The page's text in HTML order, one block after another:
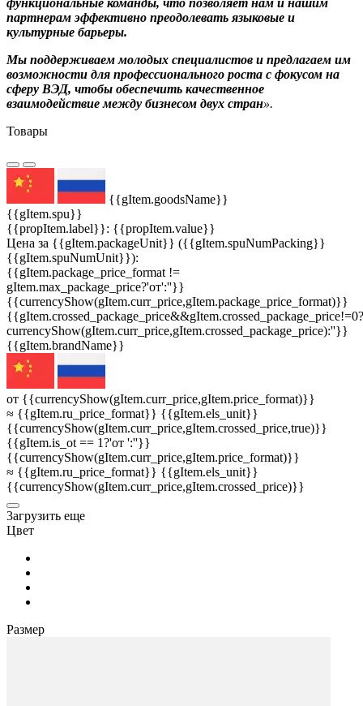
функциональные команды, что позволяет нам и нашим
партнерам эффективно преодолевать языковые и
культурные барьеры.
Мы поддерживаем молодых специалистов и предлагаем им
возможности для профессионального роста с фокусом на
сферу ВЭД, чтобы обеспечить качественное
взаимодействие между бизнесом двух стран».
Товары
{{gItem.goodsName}}
{{gItem.spu}}
{{propItem.label}}: {{propItem.value}}
Цена за {{gItem.packageUnit}} ({{gItem.spuNumPacking}}
{{gItem.spuNumUnit}}):
{{gItem.package_price_format !=
gItem.max_package_price?'от':''}}
{{currencyShow(gItem.curr_price,gItem.package_price_format)}}
{{gItem.crossed_package_price&&gItem.crossed_package_price!=0?
currencyShow(gItem.curr_price,gItem.crossed_package_price):''}}
{{gItem.brandName}}
от {{currencyShow(gItem.curr_price,gItem.price_format)}}
≈ {{gItem.ru_price_format}} {{gItem.els_unit}}
{{currencyShow(gItem.curr_price,gItem.crossed_price,true)}}
{{gItem.is_ot == 1?'от ':''}}
{{currencyShow(gItem.curr_price,gItem.price_format)}}
≈ {{gItem.ru_price_format}} {{gItem.els_unit}}
{{currencyShow(gItem.curr_price,gItem.crossed_price)}}
3агрузить еще
Цвет
Размер